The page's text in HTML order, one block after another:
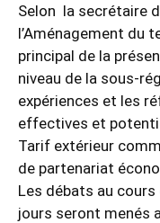
Selon la secrétaire
l’Aménagement du
principal de la
niveau de la sous-
expériences et les
effectives et
Tarif extérieur
de partenariat
Les débats au
jours seront menés